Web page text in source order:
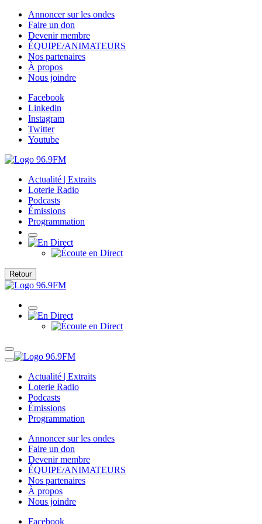
Annoncer sur les ondes
Faire un don
Devenir membre
ÉQUIPE/ANIMATEURS
Nos partenaires
À propos
Nous joindre
Facebook
Linkedin
Instagram
Twitter
Youtube
Actualité | Extraits
Loterie Radio
Podcasts
Émissions
Programmation
Retour
Actualité | Extraits
Loterie Radio
Podcasts
Émissions
Programmation
Annoncer sur les ondes
Faire un don
Devenir membre
ÉQUIPE/ANIMATEURS
Nos partenaires
À propos
Nous joindre
Facebook